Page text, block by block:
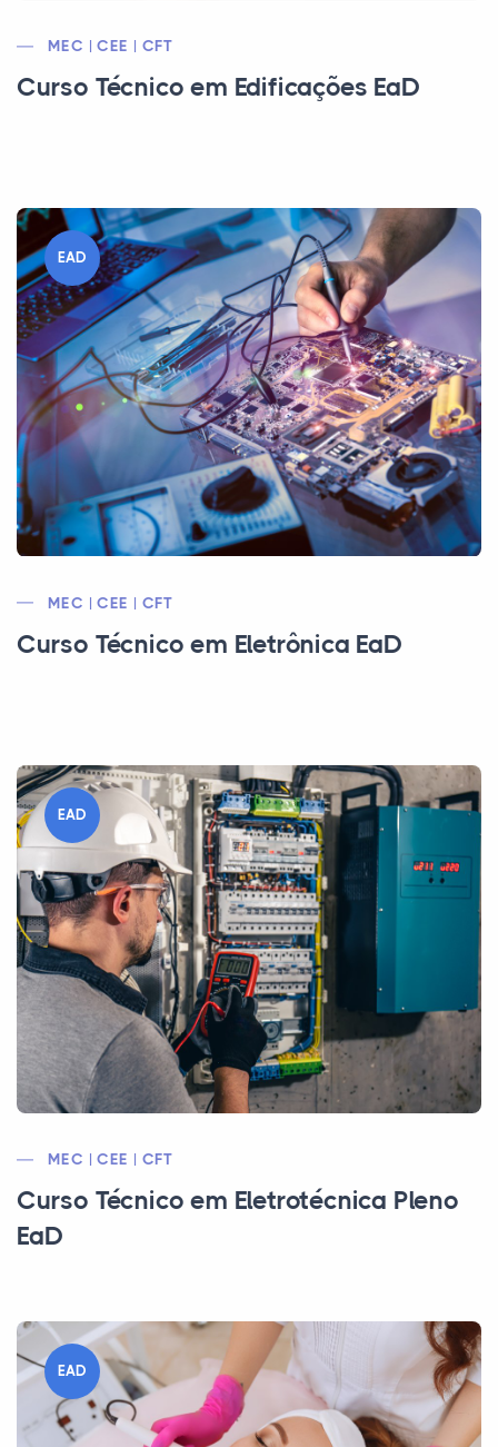
MEC | CEE | CFT
Curso Técnico em Edificações EaD
EAD
MEC | CEE | CFT
Curso Técnico em Eletrônica EaD
EAD
MEC | CEE | CFT
Curso Técnico em Eletrotécnica Pleno
EaD
EAD